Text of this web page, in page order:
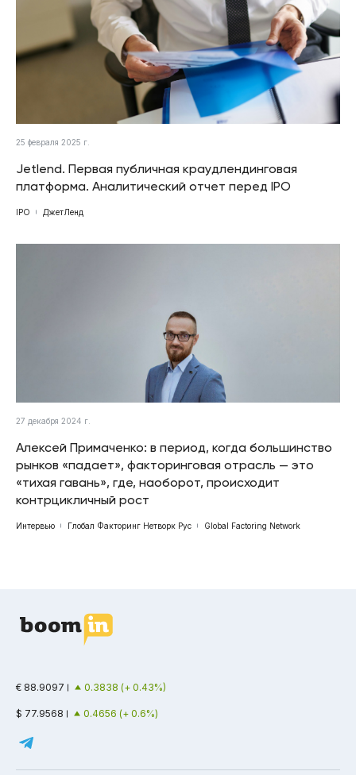
25 февраля 2025 г.
Jetlend. Первая публичная краудлендинговая
платформа. Аналитический отчет перед IPO
IPO ДжетЛенд
27 декабря 2024 г.
Алексей Примаченко: в период, когда большинство
рынков «падает», факторинговая отрасль — это
«тихая гавань», где, наоборот, происходит
контрцикличный рост
Интервью Глобал Факторинг Нетворк Рус Global Factoring Network
€ 88.9097 0.3838 (+ 0.43%)
$ 77.9568 0.4656 (+ 0.6%)